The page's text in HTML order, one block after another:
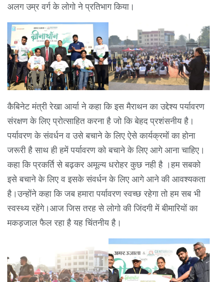
अलग उम्र वर्ग के लोगो ने प्रतिभाग किया।
कैबिनेट मंत्री रेखा आर्या ने कहा कि इस मैराथन का उद्देश्य पर्यावरण
संरक्षण के लिए प्रोत्साहित करना है जो कि बेहद प्रशंसनीय है।
पर्यावरण के संवर्धन व उसे बचाने के लिए ऐसे कार्यक्रमों का होना
जरूरी है साथ ही हमें पर्यावरण को बचाने के लिए आगे आना चाहिए।
कहा कि प्रकर्ति से बढ़कर अमूल्य धरोहर कुछ नही है ।हम सबको
इसे बचाने के लिए व इसके संवर्धन के लिए आगे आने की आवश्यकता
है।उन्होंने कहा कि जब हमारा पर्यावरण स्वच्छ रहेगा तो हम सब भी
स्वस्थ्य रहेंगे।आज जिस तरह से लोगो की जिंदगी में बीमारियों का
मकड़जाल फैल रहा है यह चिंतनीय है।